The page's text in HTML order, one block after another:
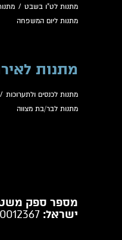
מתנות לט"ו בשבט /
מתנות ליום המשפחה
מתנות
מתנות לכנסים ולתערוכות /
מתנות לבר/בת מצווה
מספר ספק
ישראל: